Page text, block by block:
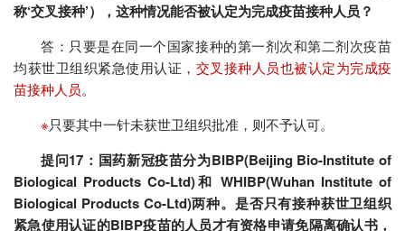
称‘交叉接种’），这种情况能否被认定为完成疫苗接种人员？
答：只要是在同一个国家接种的第一剂次和第二剂次疫苗
均获世卫组织紧急使用认证， 交叉接种人员也被认定为完成疫
苗接种人员。
※只要其中一针未获世卫组织批准，则不予认可。
提问17：国药新冠疫苗分为BIBP(Beijing Bio-Institute of
Biological Products Co-Ltd)和 WHIBP(Wuhan Institute of
Biological Products Co-Ltd)两种。是否只有接种获世卫组织
紧急使用认证的BIBP疫苗的人员才有资格申请免隔离确认书，